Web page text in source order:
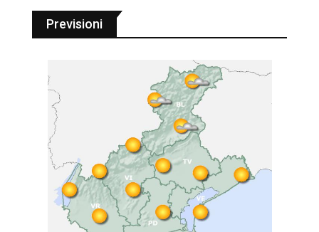
Previsioni